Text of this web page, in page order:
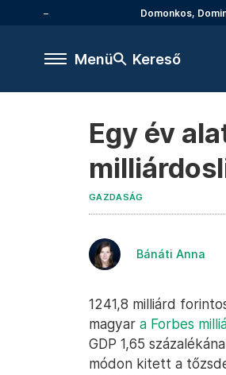
Domonkos,
Menü Kereső
Egy év
GAZDASÁG
Bánáti Anna
1241,8 milliárd
magyar a Forbes
GDP 1,65
módon kitett a